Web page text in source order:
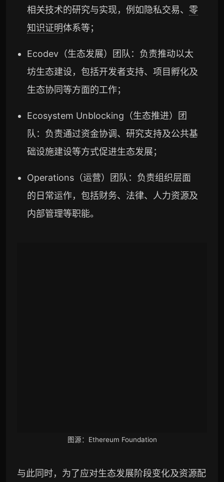
相关技术的研究与实现，例如隐私交易、 零
知识证明体系等；
Ecodev（生态发展）团队：负责推动以太
坊生态建设，包括开发者支持、项目孵化及
生态协同等方面的工作；
Ecosystem Unblocking（生态推进）团
队：负责通过资金协调、研究支持及公共基
础设施建设等方式促进生态发展；
Operations（运营）团队：负责组织层面
的日常运作，包括财务、法律、人力资源及
内部管理等职能。
图源： Ethereum Foundation
与此同时，为了应对生态发展阶段变化及资源配